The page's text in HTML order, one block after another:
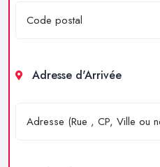
Adresse d'Arrivée